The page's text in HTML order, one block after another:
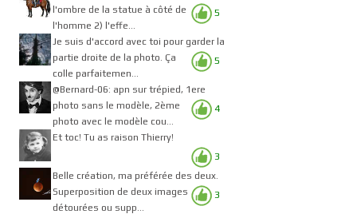
5
l'ombre de la statue à côté de
l'homme 2) l'effe...
5
Je suis d'accord avec toi pour garder la
partie droite de la photo. Ça
colle parfaitemen...
4
@Bernard-06: apn sur trépied, 1ere
photo sans le modèle, 2ème
photo avec le modèle cou...
3
Et toc! Tu as raison Thierry!
3
Belle création, ma préférée des deux.
Superposition de deux images
détourées ou supp...